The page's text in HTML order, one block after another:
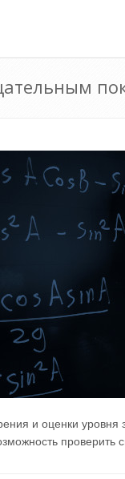
и оценки
проверить